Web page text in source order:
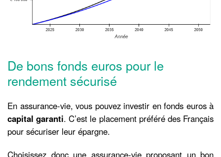
De bons fonds euros pour le
rendement sécurisé
En assurance-vie, vous pouvez investir en fonds euros à
capital garanti. C’est le placement préféré des Français
pour sécuriser leur épargne.
Choisissez donc une assurance-vie proposant un bon